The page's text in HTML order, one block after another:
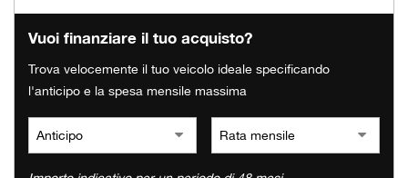
ASSISTENZA
CONTATTI
FINANZIAMENTI
Vuoi finanziare il tuo acquisto?
Trova velocemente il tuo veicolo ideale specificando
l'anticipo e la spesa mensile massima